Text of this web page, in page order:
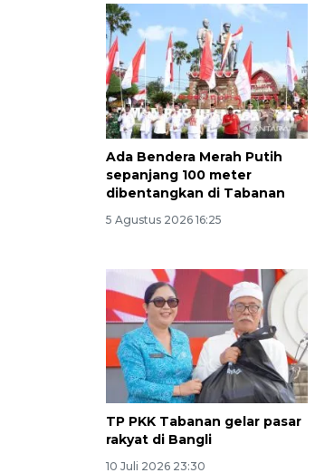
Ada Bendera Merah Putih
sepanjang 100 meter
dibentangkan di Tabanan
5 Agustus 2026 16:25
TP PKK Tabanan gelar pasar
rakyat di Bangli
10 Juli 2026 23:30